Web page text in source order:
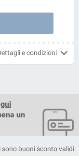
e condizioni
un
buoni sconto validi